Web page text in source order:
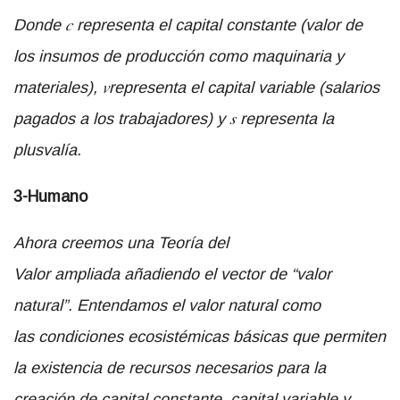
Donde 𝑐representa el capital constante (valor de
los insumos de producción como maquinaria y
materiales), 𝑣representa el capital variable (salarios
pagados a los trabajadores) y𝑠representa la
plusvalía.
3-Humano
Ahora creemos una Teoría del
Valor ampliada añadiendo el vector de “valor
natural”. Entendamos el valor natural como
las condiciones ecosistémicas básicas que permiten
la existencia de recursos necesarios para la